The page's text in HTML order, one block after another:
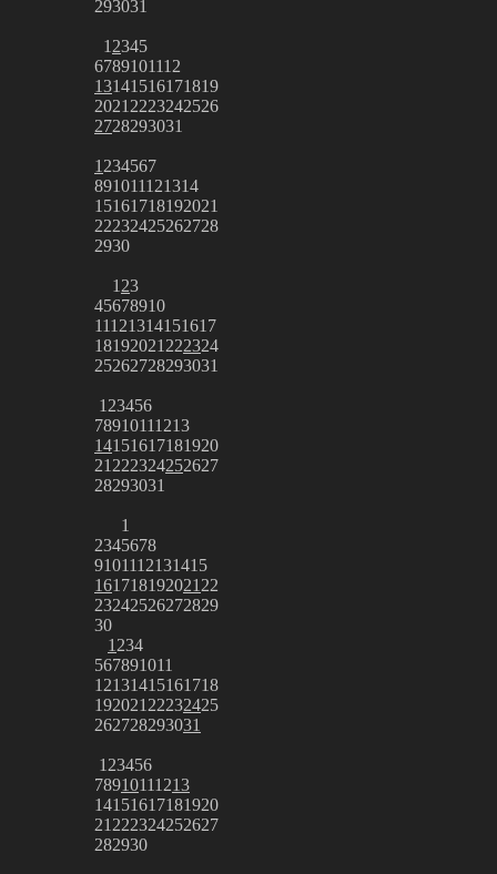
293031
12345
6789101112
13141516171819
20212223242526
2728293031
1234567
891011121314
15161718192021
22232425262728
2930
123
45678910
11121314151617
18192021222324
25262728293031
123456
78910111213
14151617181920
21222324252627
28293031
1
2345678
9101112131415
16171819202122
23242526272829
30
1234
567891011
12131415161718
19202122232425
262728293031
123456
78910111213
14151617181920
21222324252627
282930